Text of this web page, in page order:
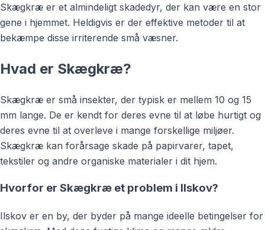
Skægkræ er et almindeligt skadedyr, der kan være en stor
gene i hjemmet. Heldigvis er der effektive metoder til at
bekæmpe disse irriterende små væsner.
Hvad er Skægkræ?
Skægkræ er små insekter, der typisk er mellem 10 og 15
mm lange. De er kendt for deres evne til at løbe hurtigt og
deres evne til at overleve i mange forskellige miljøer.
Skægkræ kan forårsage skade på papirvarer, tapet,
tekstiler og andre organiske materialer i dit hjem.
Hvorfor er Skægkræ et problem i Ilskov?
Ilskov er en by, der byder på mange ideelle betingelser for